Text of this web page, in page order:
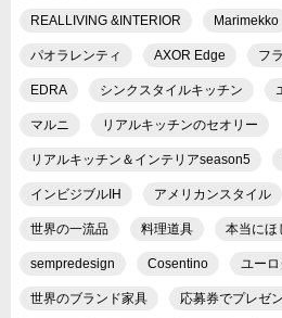
REALLIVING &INTERIOR Marimekko
パオラレンティ AXOR Edge フ
EDRA シンクスタイルキッチン
マルニ リアルキッチンのセオリー
リアルキッチン＆インテリアseason5
インビジブルIH アメリカンスタイル
世界の一流品 料理道具 本当にほ
sempredesign Cosentino ユー
世界のブランド家具 応募券でプレゼ